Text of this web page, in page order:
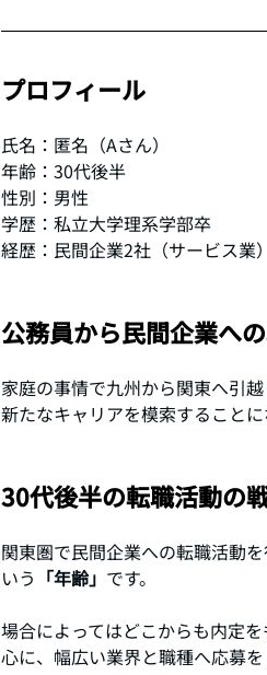
プロフィール
氏名：匿名（Aさん）
年齢：30代後半
性別：男性
学歴：私立大学理系学部卒
経歴：民間企業2社（サービス業
公務員から民間企業へ
家庭の事情で九州から関東へ引
新たなキャリアを模索することに
30代後半の転職活動の
関東圏で民間企業への転職活動
いう 「年齢」 です。
場合によってはどこからも内定
心に、幅広い業界と職種へ応募を